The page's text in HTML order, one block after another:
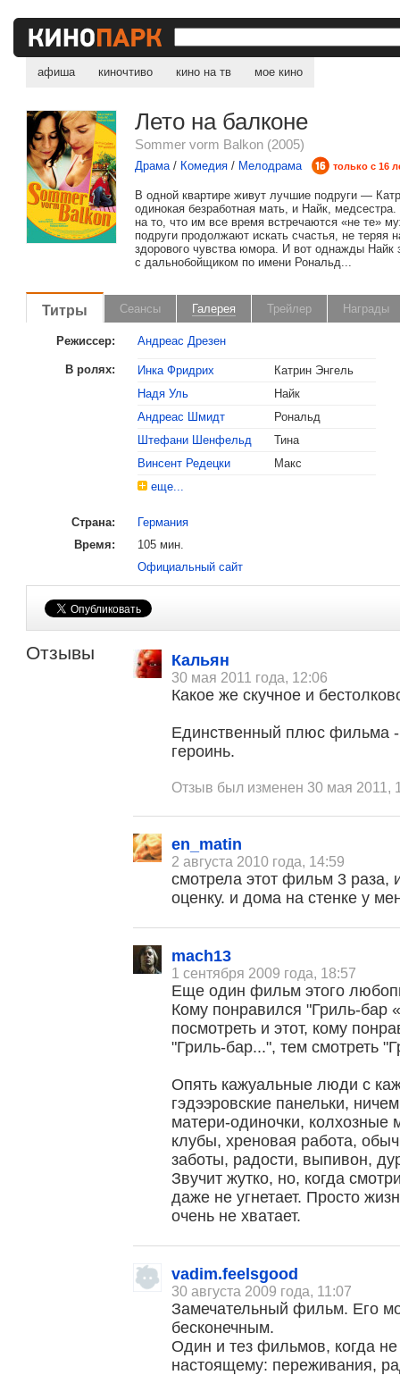
афиша киночтиво кино на тв мое кино
Лето на балконе
Sommer vorm Balkon (2005)
Драма/ Комедия / Мелодрама только с 16
В одной квартире живут лучшие подруги —
одинокая безработная мать, и Найк,
на то, что им все время встречаются «не те»
подруги продолжают искать счастья, не теряя
здорового чувства юмора. И вот однажды Найк
с дальнобойщиком по имени Рональд...
Титры Сеансы Галерея Трейлер Награды
Режиссер: Андреас Дрезен
В ролях: Инка Фридрих
Катрин Энгель
Надя Уль
Найк
Андреас Шмидт
Рональд
Штефани Шенфельд
Тина
Винсент Редецки
Макс
еще...
Страна:
Германия
Время:
105 мин.
Официальный сайт
Отзывы Кальян
30 мая 2011 года, 12:06
Какое же скучное и
Единственный плюс фильма
героинь.
Отзыв был изменен 30 мая 2011,
en_matin
2 августа 2010 года, 14:59
смотрела этот фильм 3
оценку. и дома на стенке у
mach13
1 сентября 2009 года, 18:57
Еще один фильм этого
Кому понравился "Гриль-бар
посмотреть и этот, кому
"Гриль-бар...", тем смотреть
Опять кажуальные люди с
гэдээровские панельки,
матери-одиночки, колхозные
клубы, хреновая работа,
заботы, радости, выпивон,
Звучит жутко, но, когда
даже не угнетает. Просто
очень не хватает.
vadim.feelsgood
30 августа 2009 года, 11:07
Замечательный фильм. Его
бесконечным.
Один и тез фильмов, когда
настоящему: переживания,